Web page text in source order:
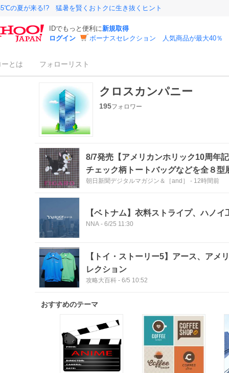
の夏が来る!? 猛暑を賢くおトクに生き抜くヒント
IDでもっと便利に新規取得
ログイン
ボーナスセレクション 人気商品が最大40％
とは フォローリスト
クロスカンパニー
195フォロワー
8/7発売【アメリカンホリック10周年
チェック柄トートバッグなどを全８型
朝日新聞デジタルマガジン＆［and］ - 12時間前
【ベトナム】衣料ストライプ、ハノ
NNA - 6/25 11:30
【トイ・ストーリー5】アース、アメ
レクション
攻略大百科 - 6/5 10:52
おすすめのテーマ